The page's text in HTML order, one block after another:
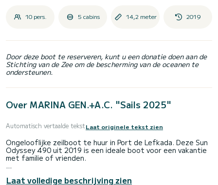
10 pers. 5 cabins 14,2 meter 2019
Door deze boot te reserveren, kunt u een donatie doen aan de
Stichting van de Zee om de bescherming van de oceanen te
ondersteunen.
Over MARINA GEN.+A.C. "Sails 2025"
Automatisch vertaalde tekstLaat originele tekst zien
Ongelooflijke zeilboot te huur in Port de Lefkada. Deze Sun
Odyssey 490 uit 2019 is een ideale boot voor een vakantie
met familie of vrienden.
capaciteit van 10 personen. Met een totale lengte van 14
Laat volledige beschrijving zien